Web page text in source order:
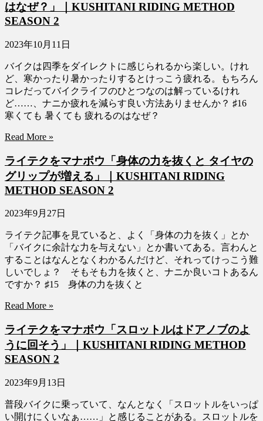
はなぜ？」｜KUSHITANI RIDING METHOD
SEASON 2
2023年10月11日
バイクは四季をダイレクトに感じられるから楽しい。けれ
ど、寒かったり暑かったりするとけっこう疲れる。もちろん
コレだってバイクライフのひとつなのは解っているけれ
ど……、ナニか疲れを減らす良い方法ありませんか？ ♯16
寒くても 暑くても 疲れるのはなぜ？
Read More »
ライテクをマナボウ「身体の力を抜くと タイヤの
グリップが増える」｜KUSHITANI RIDING
METHOD SEASON 2
2023年9月27日
ライテク記事を見ていると、よく「身体の力を抜く」とか
「バイクに余計な力を与えない」とか書いてある。言わんと
することはなんとなくわかるんだけど、それってけっこう難
しいでしょ？ そもそも力を抜くと、ナニか良いコトあるん
ですか？ ♯15 身体の力を抜くと
Read More »
ライテクをマナボウ「スロットルはドアノブのよ
うに回そう」｜KUSHITANI RIDING METHOD
SEASON 2
2023年9月13日
普段バイクに乗っていて、なんとなく「スロットルをいっぱ
い開けにくいなぁ……」と感じることがある。スロットルを